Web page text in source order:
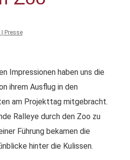
Presse
Impressionen haben uns die
ihrem Ausflug in den
am Projekttag mitgebracht.
Ralleye durch den Zoo zu
Führung bekamen die
hinter die Kulissen.